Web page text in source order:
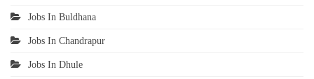
Jobs In Buldhana
Jobs In Chandrapur
Jobs In Dhule